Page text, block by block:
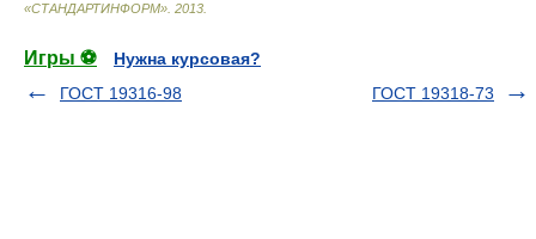
«СТАНДАРТИНФОРМ» 2013
Игры ⚽
Нужна курсовая?
ГОСТ 19316-98
ГОСТ 19318-73